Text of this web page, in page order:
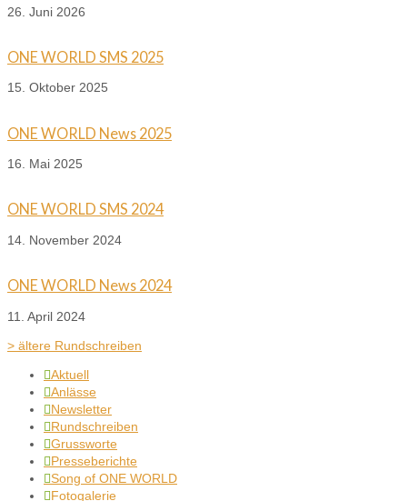
26. Juni 2026
ONE WORLD SMS 2025
15. Oktober 2025
ONE WORLD News 2025
16. Mai 2025
ONE WORLD SMS 2024
14. November 2024
ONE WORLD News 2024
11. April 2024
> ältere Rundschreiben
Aktuell
Anlässe
Newsletter
Rundschreiben
Grussworte
Presseberichte
Song of ONE WORLD
Fotogalerie